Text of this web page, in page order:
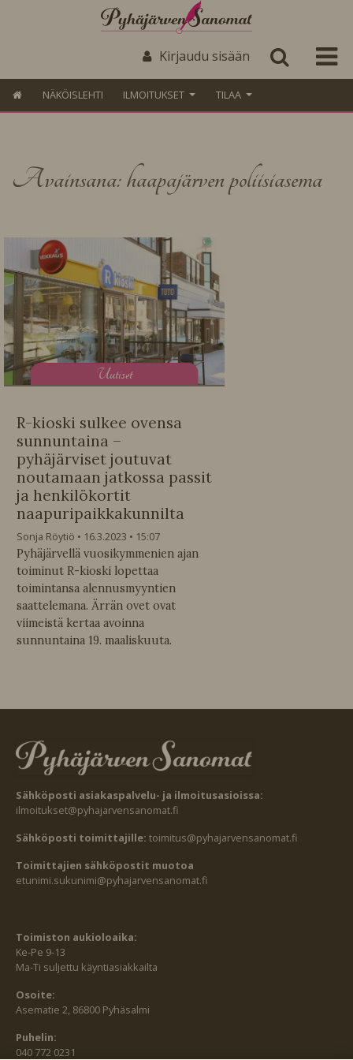
Kirjaudu sisään
NÄKÖISLEHTI ILMOITUKSET TILAA
Avainsana: haapajärven poliisiasema
Uutiset
R-kioski sulkee ovensa
sunnuntaina –
pyhäjärviset joutuvat
noutamaan jatkossa passit
ja henkilökortit
naapuripaikkakunnilta
Sonja Röytiö 16.3.2023
15:07
Pyhäjärvellä vuosikymmenien ajan
toiminut R-kioski lopettaa
toimintansa alennusmyyntien
saattelemana. Ärrän ovet ovat
viimeistä kertaa avoinna
sunnuntaina 19. maaliskuuta.
Sähköposti asiakaspalvelu- ja ilmoitusasioissa:
ilmoitukset@pyhajarvensanomat.fi
Sähköposti toimittajille: toimitus@pyhajarvensanomat.fi
Toimittajien sähköpostit muotoa
etunimi.sukunimi@pyhajarvensanomat.fi
Toimiston aukioloaika:
Ke-Pe 9-13
Ma-Ti suljettu käyntiasiakkailta
Osoite:
Asematie 2, 86800 Pyhäsalmi
Puhelin:
040 772 0231